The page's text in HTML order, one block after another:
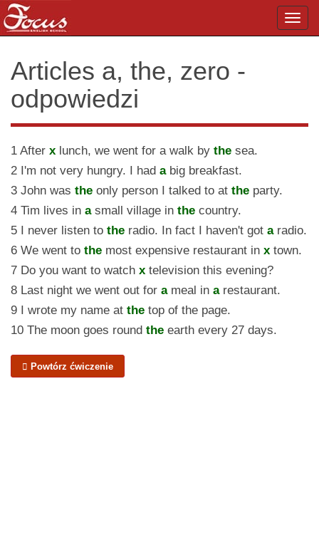
Articles a, the, zero -
odpowiedzi
1 After x lunch, we went for a walk by the sea.
2 I'm not very hungry. I had abig breakfast.
3 John was the only person I talked to at the party.
4 Tim lives in asmall village in the country.
5 I never listen to the radio. In fact I haven't got aradio.
6 We went to the most expensive restaurant in x town.
7 Do you want to watch x television this evening?
8 Last night we went out for ameal in arestaurant.
9 I wrote my name at the top of the page.
10 The moon goes round the earth every 27 days.
Powtórz ćwiczenie